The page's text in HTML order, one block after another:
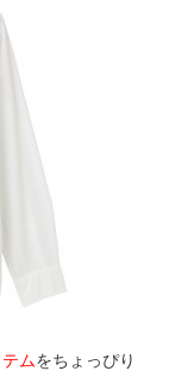
ムをちょっぴり